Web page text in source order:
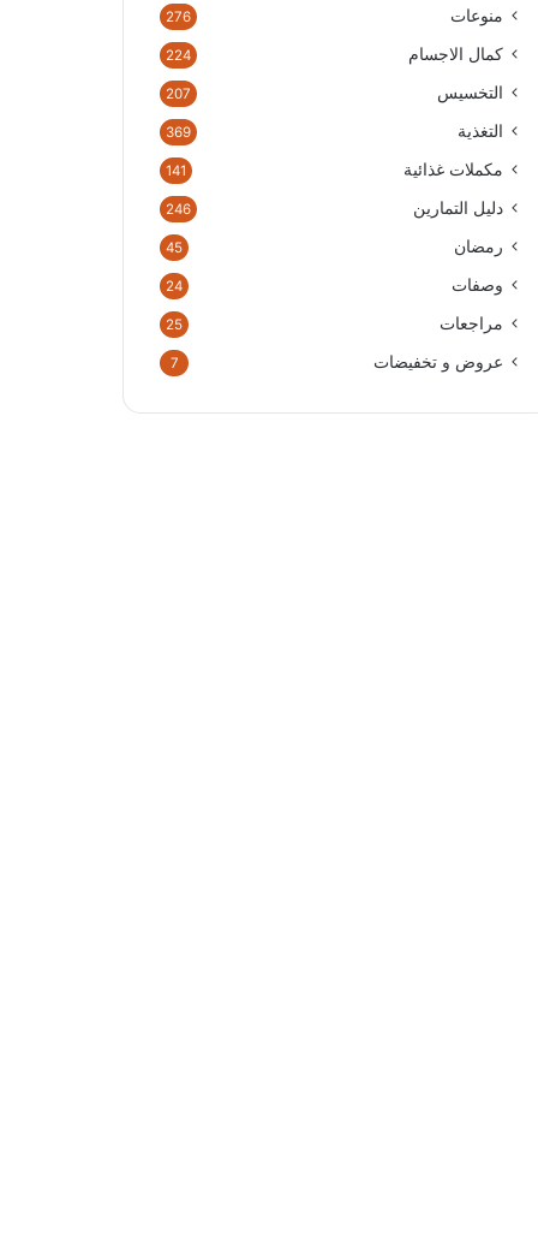
منوعات 276
كمال الاجسام 224
التخسيس 207
التغذية 369
مكملات غذائية 141
دليل التمارين 246
رمضان 45
وصفات 24
مراجعات 25
عروض و تخفيضات 7